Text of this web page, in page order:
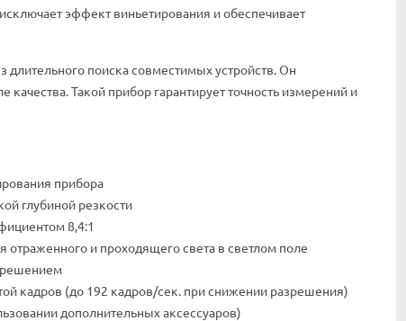
эффект виньетирования и обеспечивает
поиска совместимых устройств. Он
Такой прибор гарантирует точность измерений и
прибора
глубиной резкости
8,4:1
и проходящего света в светлом поле
кадров (до 192 кадров/сек. при снижении разрешения)
дополнительных аксессуаров)